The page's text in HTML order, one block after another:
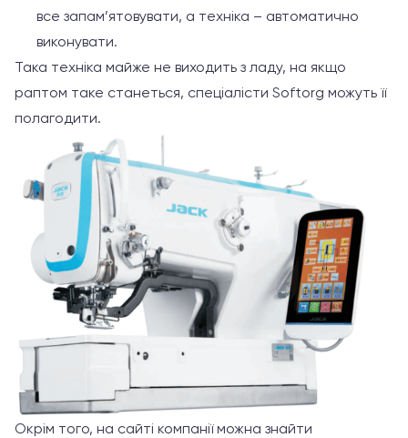
все запам’ятовувати, а техніка – автоматично
виконувати.
Така техніка майже не виходить з ладу, на якщо
раптом таке станеться, спеціалісти Softorg можуть її
полагодити.
Окрім того, на сайті компанії можна знайти